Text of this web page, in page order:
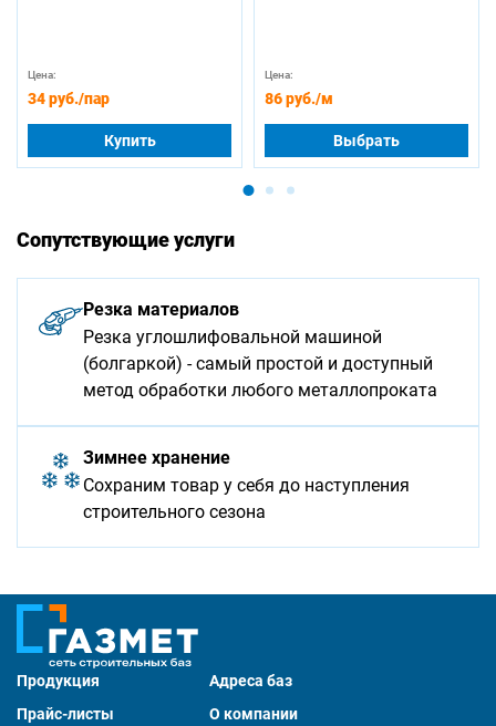
Цена:
34 руб./пар
Купить
Цена:
86 руб./м
Выбрать
Сопутствующие услуги
Резка материалов
Резка углошлифовальной машиной
(болгаркой) - самый простой и доступный
метод обработки любого металлопроката
Зимнее хранение
Сохраним товар у себя до наступления
строительного сезона
Продукция
Адреса баз
Прайс-листы
О компании